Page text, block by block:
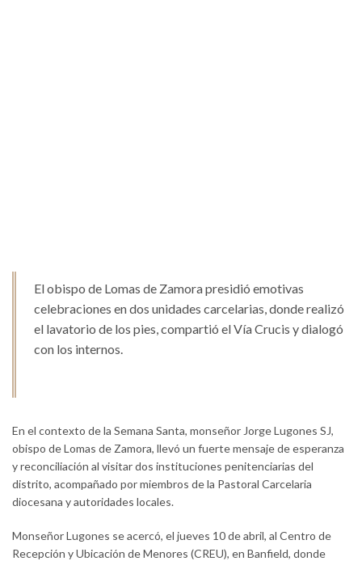
El obispo de Lomas de Zamora presidió emotivas
celebraciones en dos unidades carcelarias, donde realizó
el lavatorio de los pies, compartió el Vía Crucis y dialogó
con los internos.
En el contexto de la Semana Santa, monseñor Jorge Lugones SJ,
obispo de Lomas de Zamora, llevó un fuerte mensaje de esperanza
y reconciliación al visitar dos instituciones penitenciarias del
distrito, acompañado por miembros de la Pastoral Carcelaria
diocesana y autoridades locales.
Monseñor Lugones se acercó, el jueves 10 de abril, al Centro de
Recepción y Ubicación de Menores (CREU), en Banfield, donde